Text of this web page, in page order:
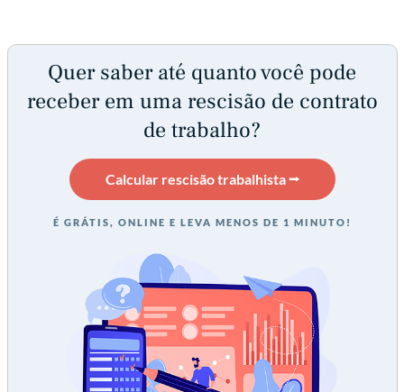
Quer saber até quanto você pode
receber em uma rescisão de contrato
de trabalho?
Calcular rescisão trabalhista ⭢
É GRÁTIS, ONLINE E LEVA MENOS DE 1 MINUTO!